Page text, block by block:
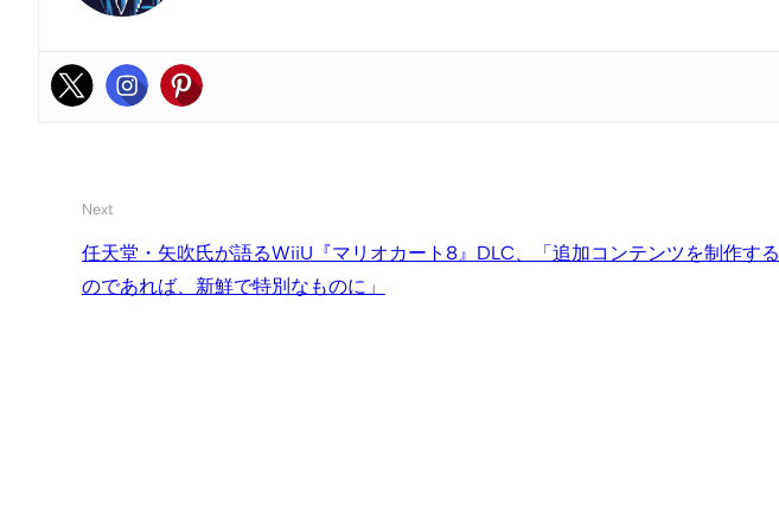
Next
任天堂・矢吹氏が語るWiiU『マリオカート8』DLC、「追加コンテンツを制作する
のであれば、新鮮で特別なものに」